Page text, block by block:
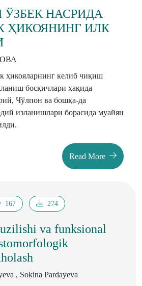
ЎЗБЕК НАСРИДА
ҲИКОЯНИНГ ИЛК
ҳикояларнинг келиб чиқиш
босқичлари ҳақида
Чўлпон ва бошқа-да
изланишлари борасида муайян
Read More
167 274
va funksional
, Sokina Pardayeva